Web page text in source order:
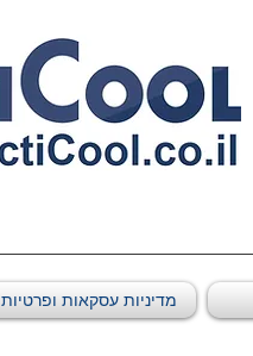
מדיניות עסקאות ופרטיות